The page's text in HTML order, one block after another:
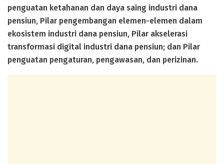
penguatan ketahanan dan daya saing industri dana
pensiun, Pilar pengembangan elemen-elemen dalam
ekosistem industri dana pensiun, Pilar akselerasi
transformasi digital industri dana pensiun; dan Pilar
penguatan pengaturan, pengawasan, dan perizinan.